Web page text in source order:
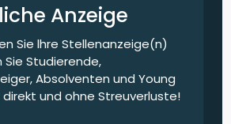
Anzeige
Sie lhre Stellenanzeige(n)
Sie Studierende,
Absolventen und Young
direkt und ohne Streuverluste!